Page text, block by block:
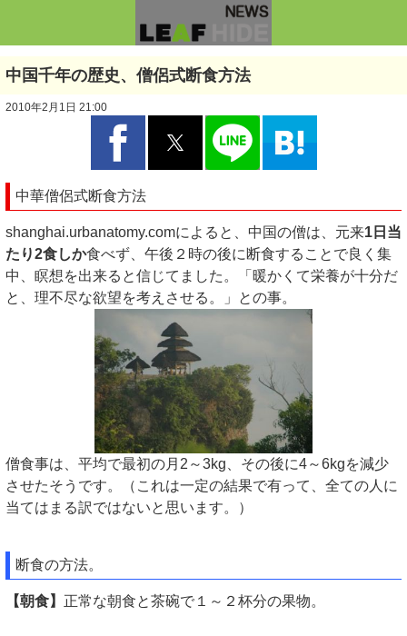
中国千年の歴史、僧侶式断食方法
2010年2月1日 21:00
中華僧侶式断食方法
shanghai.urbanatomy.comによると、中国の僧は、元来1日当
たり2食しか食べず、午後２時の後に断食することで良く集
中、瞑想を出来ると信じてました。「暖かくて栄養が十分だ
と、理不尽な欲望を考えさせる。」との事。
僧食事は、平均で最初の月2～3kg、その後に4～6kgを減少
させたそうです。（これは一定の結果で有って、全ての人に
当てはまる訳ではないと思います。）
断食の方法。
【朝食】 正常な朝食と茶碗で１～２杯分の果物。